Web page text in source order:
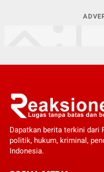
Dapatkan berita terkini dari
politik, hukum, kriminal,
Indonesia.